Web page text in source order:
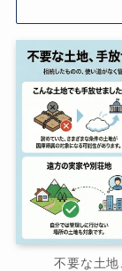
不要な土